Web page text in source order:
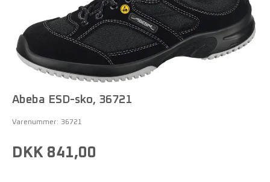
Abeba ESD-sko, 36721
Varenummer: 36721
DKK 841,00